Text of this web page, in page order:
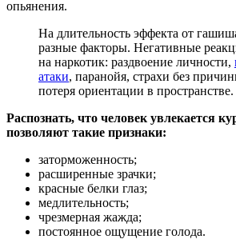
опьянения.
На длительность эффекта от
разные факторы. Негативные
на наркотик: раздвоение личности,
атаки, паранойя, страхи без
потеря ориентации в пространстве.
Распознать, что человек увлекается
позволяют такие признаки:
заторможенность;
расширенные зрачки;
красные белки глаз;
медлительность;
чрезмерная жажда;
постоянное ощущение голода.